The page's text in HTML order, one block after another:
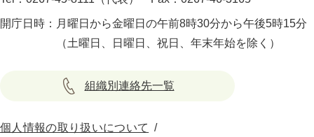
開庁日時： 月曜日から金曜日の午前8時30分から午後5時15分
（土曜日、日曜日、祝日、年末年始を除く）
組織別連絡先一覧
個人情報の取り扱いについて